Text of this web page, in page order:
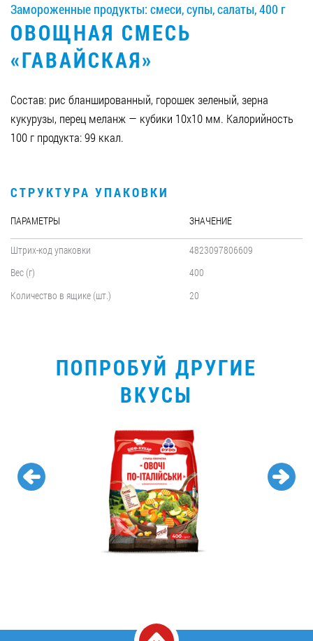
СТАТЬ ПАРТНЕРОМ
0412 48 28 17
0412 42 29 23
Замороженные продукты: смеси, супы, салаты, 400 г
ОВОЩНАЯ СМЕСЬ
«ГАВАЙСКАЯ»
Состав: рис бланшированный, горошек зеленый, зерна
кукурузы, перец меланж — кубики 10х10 мм. Калорийность
100 г продукта: 99 ккал.
СТРУКТУРА УПАКОВКИ
ПАРАМЕТРЫ ЗНАЧЕНИЕ
Штрих-код упаковки
4823097806609
Вес (г)
400
Количество в ящике (шт.)
20
ПОПРОБУЙ ДРУГИЕ
ВКУСЫ